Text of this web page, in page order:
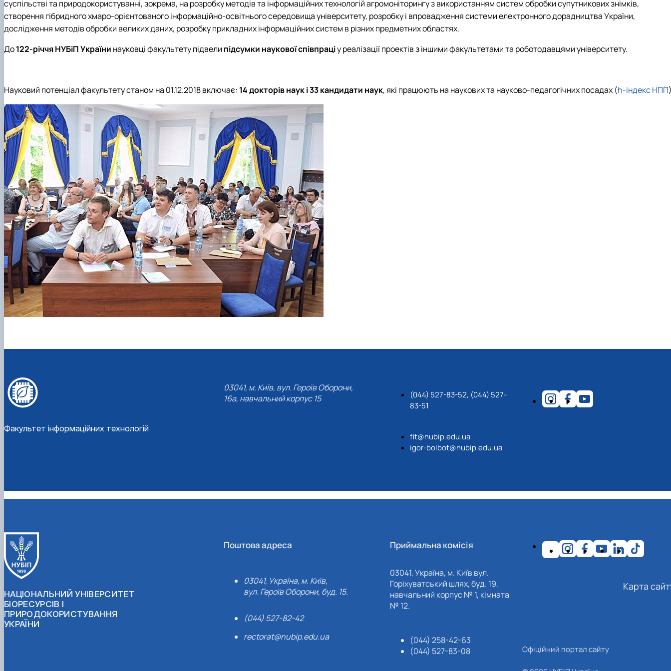
Нормативно-правові документи
Скринька довіри
Скринька довіри
Сторінка магістра
суспільстві та природокористуванні, зокрема, на розробку методів та інформаційних технологій агромоніторингу з використанням систем обробки супутникових знімків,
створення гібридного хмаро-орієнтованого інформаційно-освітнього середовища університету, розробку і впровадження системи електронного дорадництва України,
дослідження методів обробки великих даних, розробку прикладних інформаційних систем в різних предметних областях.
До122-річчя НУБіП України науковці факультету підвели підсумки наукової співпраціу реалізації проектів з іншими факультетами та роботодавцями університету.
Науковий потенціал факультету станом на 01.12.2018 включає: 14 докторів наук і 33 кандидати наук, які працюють на наукових та науково-педагогічних посадах (h-індекс НПП
Факультет інформаційних технологій
03041, м. Київ, вул. Героїв Оборони,
16а, навчальний корпус 15
(044) 527-83-52, (044) 527-
83-51
fit@nubip.edu.ua
igor-bolbot@nubip.edu.ua
НАЦІОНАЛЬНИЙ УНІВЕРСИТЕТ
БІОРЕСУРСІВ І
ПРИРОДОКОРИСТУВАННЯ
УКРАЇНИ
Поштова адреса
03041, Україна, м. Київ,
вул. Героїв Оборони, буд. 15.
(044) 527-82-42
rectorat@nubip.edu.ua
Приймальна комісія
03041, Україна, м. Київ вул.
Горіхуватський шлях, буд. 19,
навчальний корпус № 1, кімната
№ 12.
(044) 258-42-63
(044) 527-83-08
Карта
Офіційний портал сайту